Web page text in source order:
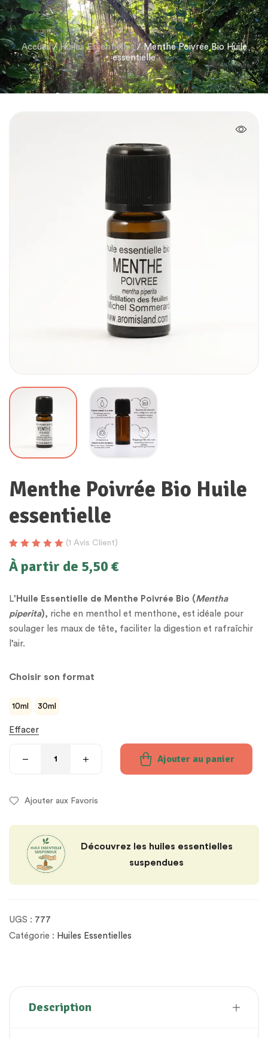
Accueil/Huiles Essentielles/ Menthe Poivrée Bio Huile
essentielle
Menthe Poivrée Bio Huile
essentielle
5 basé sur
(1 Avis Client)
À partir de 5,50 €
L’ Huile Essentielle de Menthe Poivrée Bio (Mentha
piperita), riche en menthol et menthone, est idéale pour
soulager les maux de tête, faciliter la digestion et rafraîchir
l’air.
Choisir son format
10ml 30ml
Effacer
Ajouter au panier
Ajouter aux Favoris
Découvrez les huiles essentielles
suspendues
UGS : 777
Catégorie : Huiles Essentielles
Description